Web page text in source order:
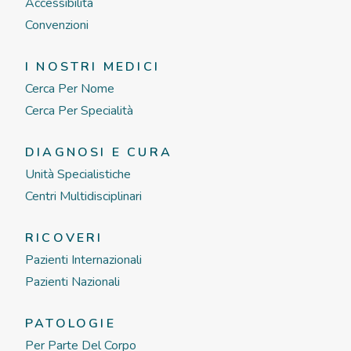
Convenzioni
I NOSTRI MEDICI
Cerca Per Nome
Cerca Per Specialità
DIAGNOSI E CURA
Unità Specialistiche
Centri Multidisciplinari
RICOVERI
Pazienti Internazionali
Pazienti Nazionali
PATOLOGIE
Per Parte Del Corpo